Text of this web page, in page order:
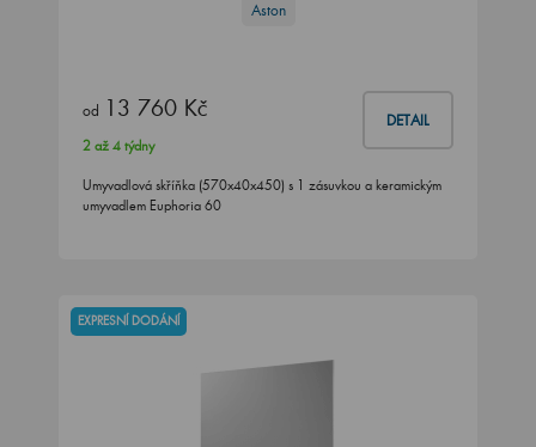
Aston
od 13 760 Kč DETAIL
2 až 4 týdny
Umyvadlová skříňka (570x40x450) s 1 zásuvkou a keramickým
umyvadlem Euphoria 60
EXPRESNÍ DODÁNÍ